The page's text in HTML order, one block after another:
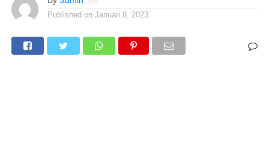
Published on Januari 8, 2023